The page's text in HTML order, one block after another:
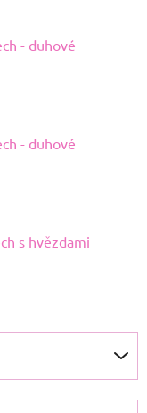
- duhové
- duhové
s hvězdami